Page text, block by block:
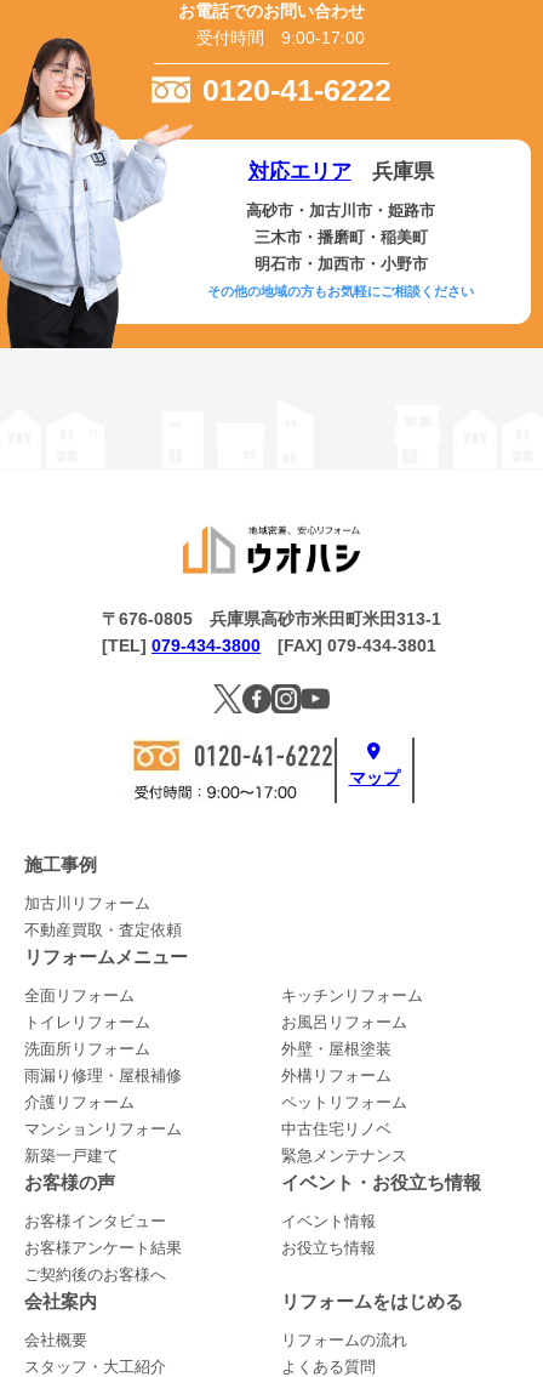
お電話でのお問い合わせ
受付時間 9:00-17:00
0120-41-6222
対応エリア兵庫県
高砂市・加古川市・姫路市
三木市・播磨町・稲美町
明石市・加西市・小野市
その他の地域の方もお気軽にご相談ください
マップ
〒676-0805 兵庫県高砂市米田町米田313-1
[TEL] 079-434-3800 [FAX] 079-434-3801
施工事例
加古川リフォーム
不動産買取・査定依頼
リフォームメニュー
全面リフォーム
キッチンリフォーム
トイレリフォーム
お風呂リフォーム
洗面所リフォーム
外壁・屋根塗装
雨漏り修理・屋根補修
外構リフォーム
介護リフォーム
ペットリフォーム
マンションリフォーム
中古住宅リノベ
新築一戸建て
緊急メンテナンス
お客様の声
お客様インタビュー
お客様アンケート結果
ご契約後のお客様へ
イベント・お役立ち情報
イベント情報
お役立ち情報
会社案内
会社概要
スタッフ・大工紹介
リフォームをはじめる
リフォームの流れ
よくある質問